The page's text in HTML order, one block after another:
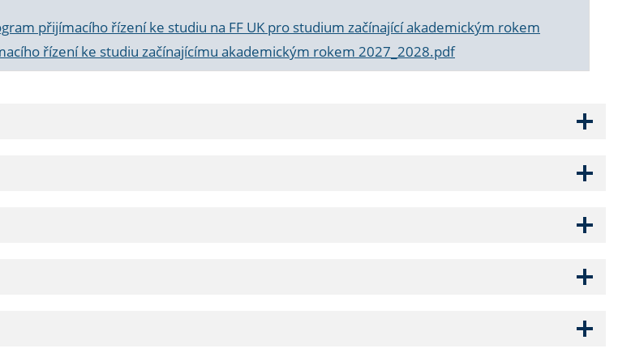
přijímacího řízení ke studiu na FF UK pro studium začínající akademickým rokem
řízení ke studiu začínajícímu akademickým rokem 2027_2028.pdf